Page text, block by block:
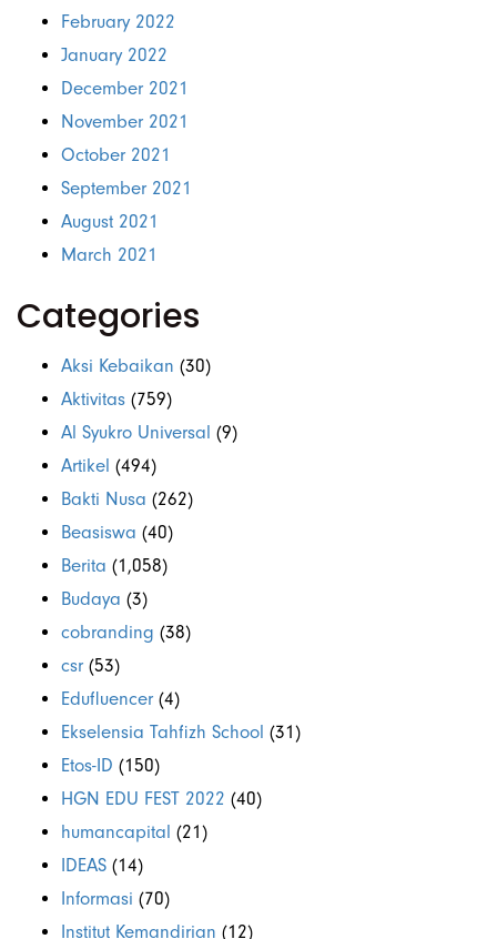
February 2022
January 2022
December 2021
November 2021
October 2021
September 2021
August 2021
March 2021
Categories
Aksi Kebaikan (30)
Aktivitas (759)
Al Syukro Universal (9)
Artikel (494)
Bakti Nusa (262)
Beasiswa (40)
Berita (1,058)
Budaya (3)
cobranding (38)
csr (53)
Edufluencer (4)
Ekselensia Tahfizh School (31)
Etos-ID (150)
HGN EDU FEST 2022 (40)
humancapital (21)
IDEAS (14)
Informasi (70)
Institut Kemandirian (12)